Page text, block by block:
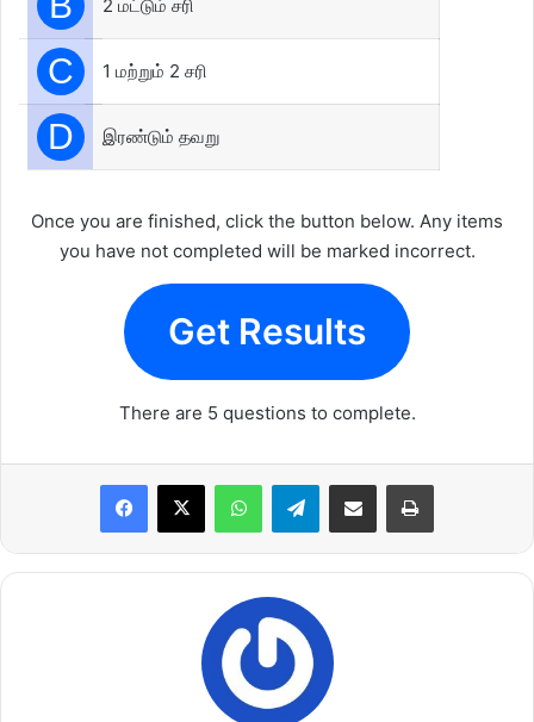
2 மட்டும் சரி
C 1 மற்றும் 2 சரி
D இரண்டும் தவறு
Once you are finished, click the button below. Any items
you have not completed will be marked incorrect.
Get Results
There are 5 questions to complete.
WhatsAppTelegramShare via Email Print